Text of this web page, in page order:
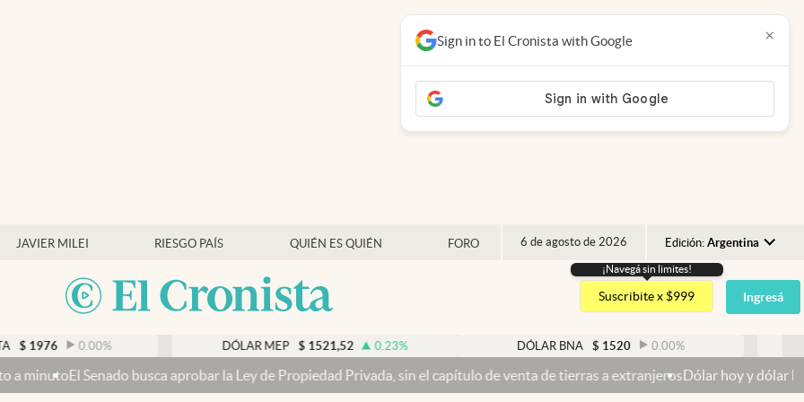
JAVIER MILEI RIESGO PAÍS QUIÉN ES QUIÉN FORO 6 de agosto de 2026 Edición: Argentina
Argentina
España
USA
Colombia
¡Navegá sin limites!
Suscribite x $999 Ingresá
% 1521,52 0.23% 1520 0.00 %
aprobar la Ley de Propiedad Privada, sin el capítulo de venta de tierras a extranjerosDólar hoy y dólar blue hoy: cuál es la
Sign in to El Cronista with Google ×